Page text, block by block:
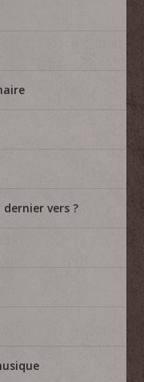
vers ?